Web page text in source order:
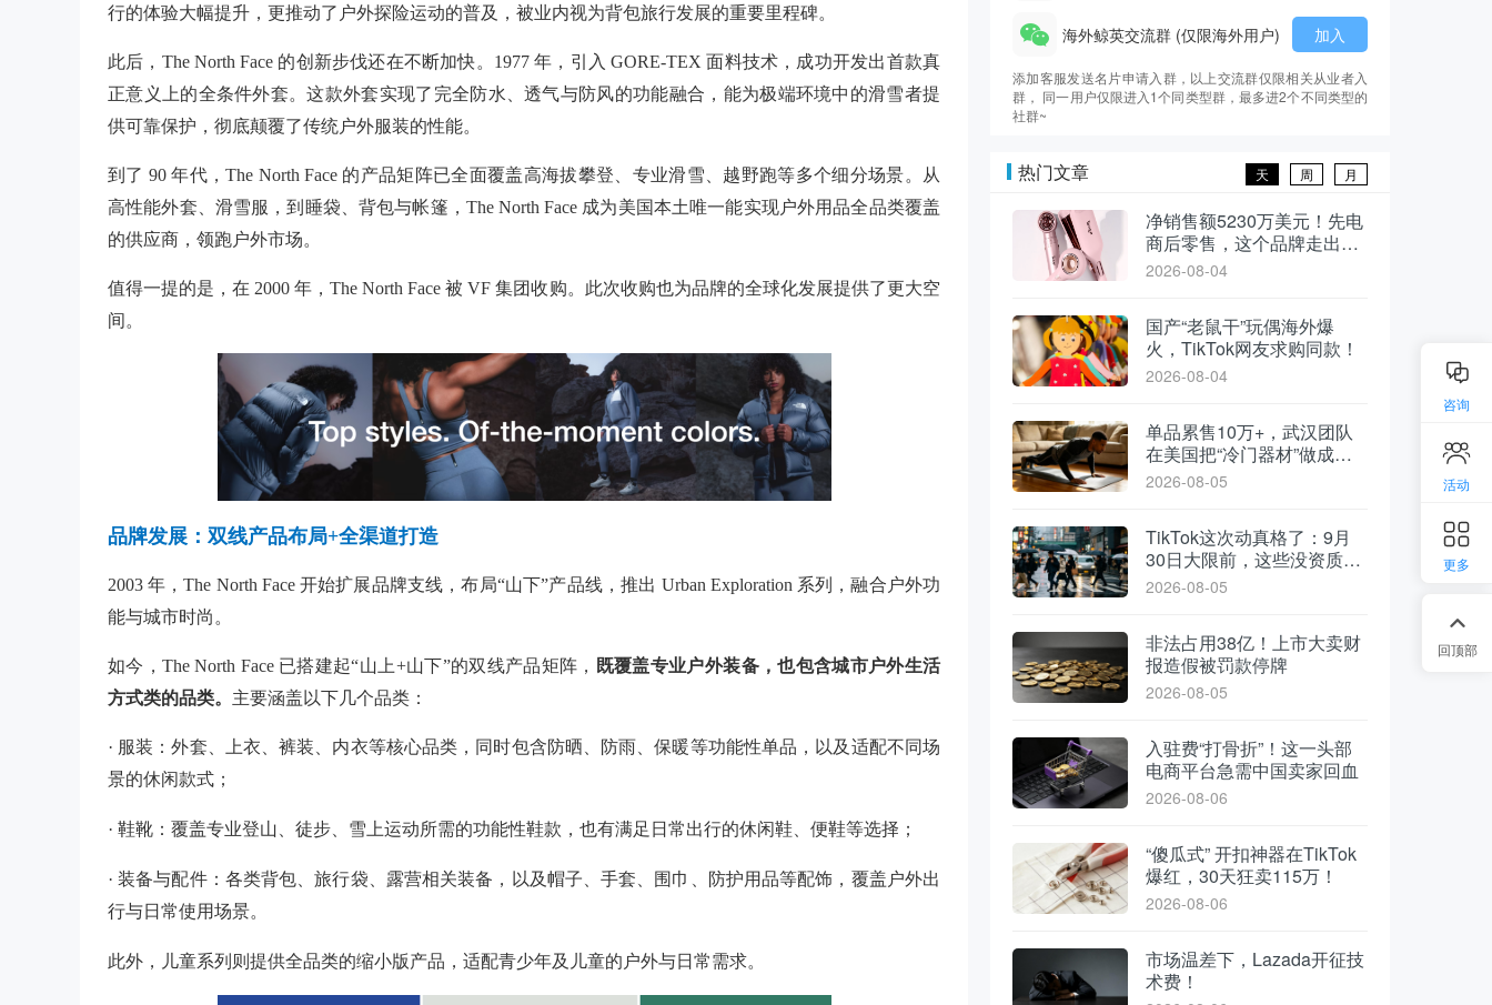
行的体验大幅提升，更推动了户外探险运动的普及，被业内视为背包旅行发展的重要里程碑。
此后，The North Face 的创新步伐还在不断加快。1977 年，引入 GORE-TEX 面料技术，成功开发出首款真
正意义上的全条件外套。这款外套实现了完全防水、透气与防风的功能融合，能为极端环境中的滑雪者提
供可靠保护，彻底颠覆了传统户外服装的性能。
到了 90 年代，The North Face 的产品矩阵已全面覆盖高海拔攀登、专业滑雪、越野跑等多个细分场景。从
高性能外套、滑雪服，到睡袋、背包与帐篷，The North Face 成为美国本土唯一能实现户外用品全品类覆盖
的供应商，领跑户外市场。
值得一提的是，在 2000 年，The North Face 被 VF 集团收购。此次收购也为品牌的全球化发展提供了更大空
间。
品牌发展：双线产品布局+全渠道打造
2003 年，The North Face 开始扩展品牌支线，布局“山下”产品线，推出 Urban Exploration 系列，融合户外功
能与城市时尚。
如今，The North Face 已搭建起“山上+山下”的双线产品矩阵，
既覆盖专业户外装备，也包含城市户外生活
方式类的品类。 主要涵盖以下几个品类：
· 服装：外套、上衣、裤装、内衣等核心品类，同时包含防晒、防雨、保暖等功能性单品，以及适配不同场
景的休闲款式；
· 鞋靴：覆盖专业登山、徒步、雪上运动所需的功能性鞋款，也有满足日常出行的休闲鞋、便鞋等选择；
· 装备与配件：各类背包、旅行袋、露营相关装备，以及帽子、手套、围巾、防护用品等配饰，覆盖户外出
行与日常使用场景。
此外，儿童系列则提供全品类的缩小版产品，适配青少年及儿童的户外与日常需求。
海外鲸英交流群 (仅限海外用户) 加入
添加客服发送名片申请入群，以上交流群仅限相关从业者入
群， 同一用户仅限进入1个同类型群，最多进2个不同类型的
社群~
热门文章 月
周
天
净销售额5230万美元！先电
商后零售，这个品牌走出了
不一样的路
2026-08-04
国产“老鼠干”玩偶海外爆
火，TikTok网友求购同款！
2026-08-04
单品累售10万+，武汉团队
在美国把“冷门器材”做成了
爆款
2026-08-05
TikTok这次动真格了：9月
30日大限前，这些没资质的
货一律清退
2026-08-05
非法占用38亿！上市大卖财
报造假被罚款停牌
2026-08-05
入驻费“打骨折”！这一头部
电商平台急需中国卖家回血
2026-08-06
“傻瓜式” 开扣神器在TikTok
爆红，30天狂卖115万！
2026-08-06
市场温差下，Lazada开征技
术费！
咨询
活动
更多
回顶部